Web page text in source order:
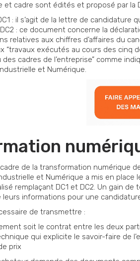
et cadre sont édités et proposé par la
: il s’agit de la lettre de candidature
: ce document concerne la
relatives aux chiffres d’affaires du
“travaux exécutés au cours des
cadres de l’entreprise” comme
et Numérique.
de la transformation numérique
et Numérique a mis en place
remplaçant DC1 et DC2. Un gain
informations pour une
de transmettre :
soit le contrat entre les deux
qui explicite le savoir-faire de
prix